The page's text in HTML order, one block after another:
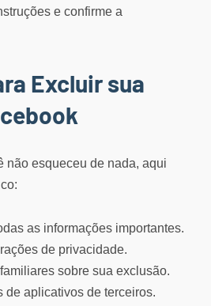
e confirme a
Excluir sua
não esqueceu de nada, aqui
as informações importantes.
de privacidade.
sobre sua exclusão.
de aplicativos de terceiros.